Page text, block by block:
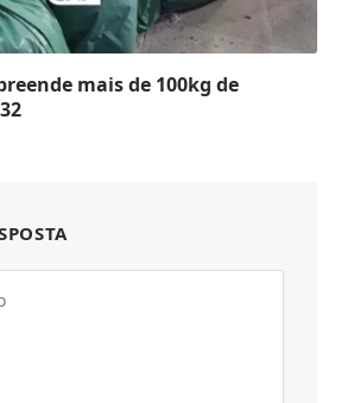
mais de 100kg de